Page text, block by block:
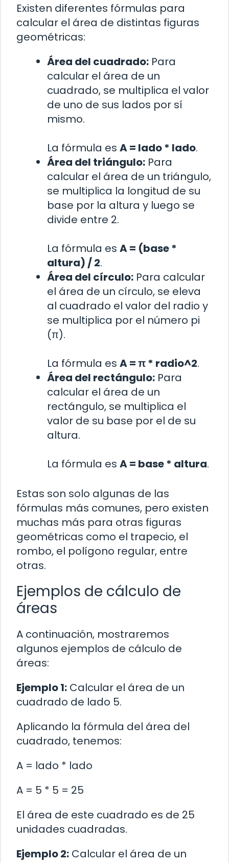
Existen diferentes fórmulas para
calcular el área de distintas figuras
geométricas:
Área del cuadrado: Para
calcular el área de un
cuadrado, se multiplica el valor
de uno de sus lados por sí
mismo.
La fórmula es A = lado * lado.
Área del triángulo: Para
calcular el área de un triángulo,
se multiplica la longitud de su
base por la altura y luego se
divide entre 2.
La fórmula es A = (base *
altura) / 2.
Área del círculo: Para calcular
el área de un círculo, se eleva
al cuadrado el valor del radio y
se multiplica por el número pi
(π).
La fórmula es A = π * radio^2.
Área del rectángulo: Para
calcular el área de un
rectángulo, se multiplica el
valor de su base por el de su
altura.
La fórmula es A = base * altura.
Estas son solo algunas de las
fórmulas más comunes, pero existen
muchas más para otras figuras
geométricas como el trapecio, el
rombo, el polígono regular, entre
otras.
Ejemplos de cálculo de
áreas
A continuación, mostraremos
algunos ejemplos de cálculo de
áreas:
Ejemplo 1: Calcular el área de un
cuadrado de lado 5.
Aplicando la fórmula del área del
cuadrado, tenemos:
A = lado * lado
A = 5 * 5 = 25
El área de este cuadrado es de 25
unidades cuadradas.
Ejemplo 2: Calcular el área de un